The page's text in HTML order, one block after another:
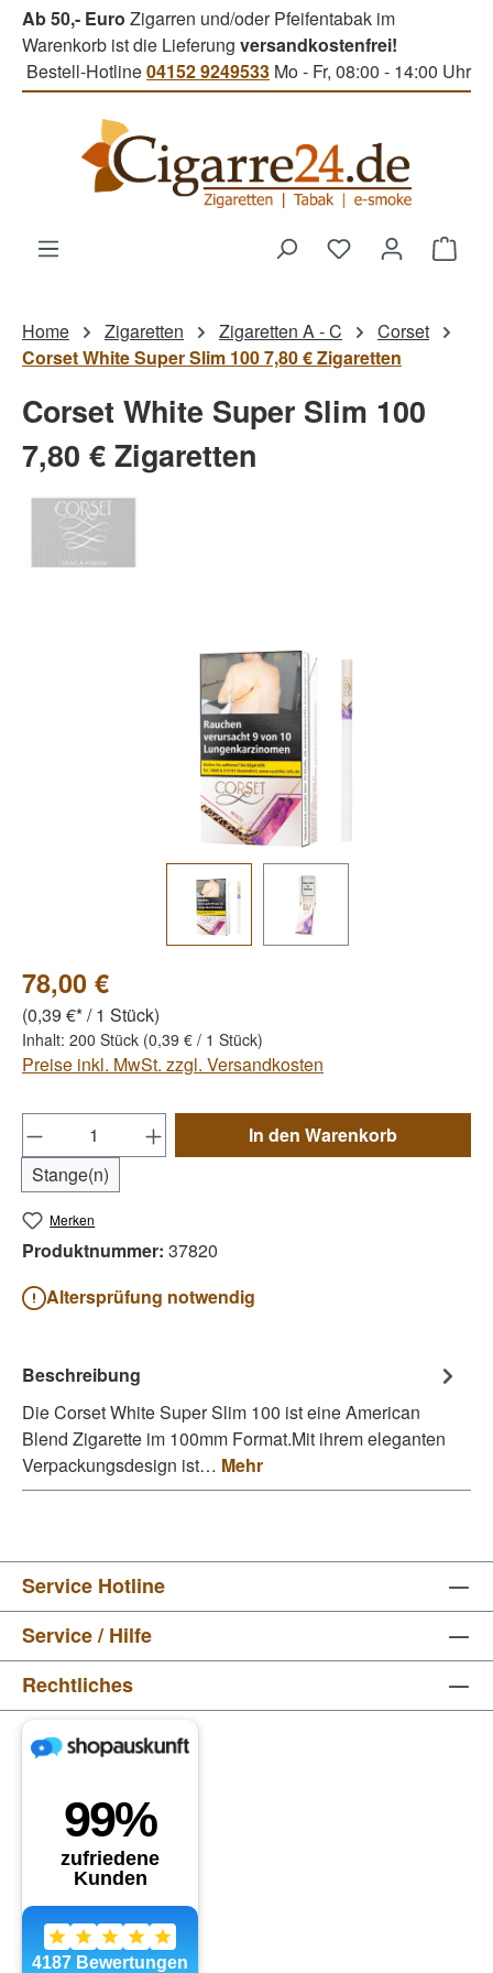
Zum Hauptinhalt springen
Ab 50,- Euro Zigarren und/oder Pfeifentabak im
Warenkorb ist die Lieferung versandkostenfrei!
Bestell-Hotline04152 9249533 Mo - Fr, 08:00 - 14:00 Uhr
Du hast 0
Home Zigaretten Zigaretten A - C
Corset
Corset White Super Slim 100 7,80 € Zigaretten
Corset White Super Slim 100
7,80 € Zigaretten
78,00 €
(0,39 €* / 1 Stück)
Inhalt: 200 Stück (0,39 € / 1 Stück)
Preise inkl. MwSt. zzgl. Versandkosten
Produkt Anzahl: Gib den gewünschten
Stange(n)
In den Warenkorb
Merken
Produktnummer: 37820
Altersprüfung notwendig
Beschreibung
Die Corset White Super Slim 100 ist eine American
Blend Zigarette im 100mm Format.Mit ihrem eleganten
Verpackungsdesign ist… Mehr
Service Hotline
Service / Hilfe
Rechtliches